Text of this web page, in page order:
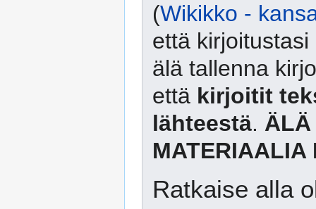
(Wikikko -
että
älä tallenna
että kirjoitit
lähteestä. ÄLÄ
MATERIAALIA
Ratkaise alla